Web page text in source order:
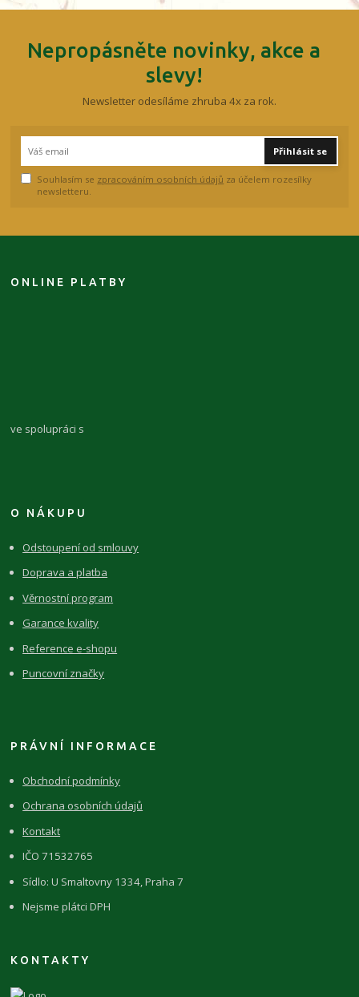
Nepropásněte novinky, akce a
slevy!
Newsletter odesíláme zhruba 4x za rok.
Přihlásit se
Souhlasím se zpracováním osobních údajů za účelem rozesílky
newsletteru.
ONLINE PLATBY
ve spolupráci s
O NÁKUPU
Odstoupení od smlouvy
Doprava a platba
Věrnostní program
Garance kvality
Reference e-shopu
Puncovní značky
PRÁVNÍ INFORMACE
Obchodní podmínky
Ochrana osobních údajů
Kontakt
IČO 71532765
Sídlo: U Smaltovny 1334, Praha 7
Nejsme plátci DPH
KONTAKTY